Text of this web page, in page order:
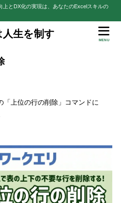
とDX化の実現は、あなたのExcelスキルの
生を制す
MENU
「上位の行の削除」コマンドに